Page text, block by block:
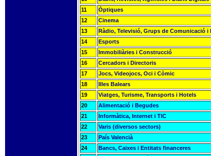
11
Òptiques
12
Cinema
13
Ràdio, Televisió, Grups de Comunicació i
14
Esports
15
Immobiliàries i Construcció
16
Cercadors i Directoris
17
Jocs, Videojocs, Oci i Còmic
18
Illes Balears
19
Viatges, Turisme, Transports i Hotels
20
Alimentació i Begudes
21
Informàtica, Internet i TIC
22
Varis (diversos sectors)
23
País Valencià
24
Bancs, Caixes i Entitats financeres